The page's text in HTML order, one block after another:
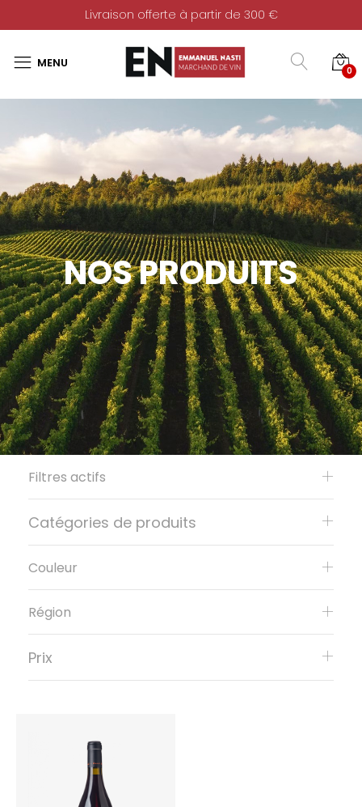
Livraison offerte à partir de 300 €
0
NOS PRODUITS
Filtres actifs
Catégories de produits
Couleur
Région
Prix